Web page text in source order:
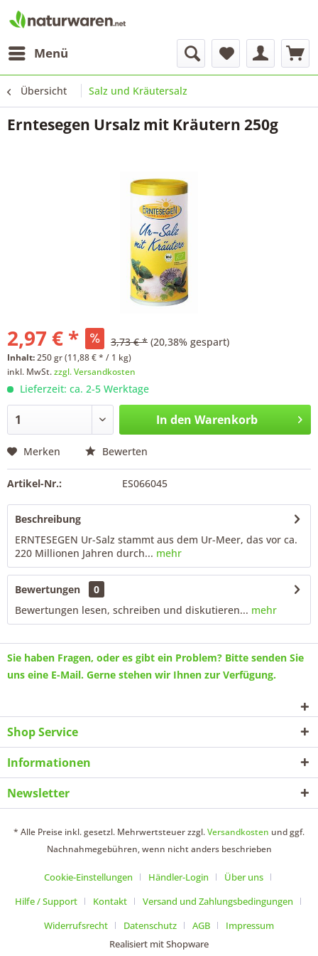
Menü
Übersicht Salz und Kräutersalz
Erntesegen Ursalz mit Kräutern 250g
2,97 € * 3,73 € * (20,38% gespart)
Inhalt:250 gr (11,88 € * / 1 kg)
inkl. MwSt.zzgl. Versandkosten
Lieferzeit: ca. 2-5 Werktage
In den Warenkorb
Merken Bewerten
Artikel-Nr.: ES066045
Beschreibung
ERNTESEGEN Ur-Salz stammt aus dem Ur-Meer, das vor ca.
220 Millionen Jahren durch... mehr
Bewertungen
0
Bewertungen lesen, schreiben und diskutieren... mehr
Sie haben Fragen, oder es gibt ein Problem? Bitte senden Sie
uns eine E-Mail. Gerne stehen wir Ihnen zur Verfügung.
Shop Service
Informationen
Newsletter
* Alle Preise inkl. gesetzl. Mehrwertsteuer zzgl.Versandkosten und ggf.
Nachnahmegebühren, wenn nicht anders beschrieben
Cookie-Einstellungen Händler-Login
Über uns
Hilfe / Support
Kontakt
Versand und Zahlungsbedingungen
Widerrufsrecht
Datenschutz AGB
Impressum
Realisiert mit Shopware